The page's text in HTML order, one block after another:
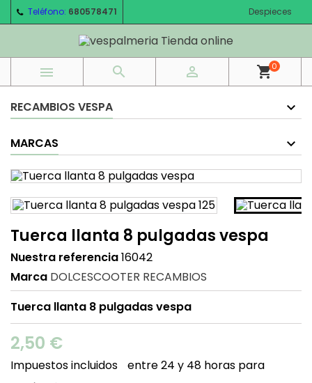
Teléfono: 680578471 Despieces
   shopping_cart0
RECAMBIOS VESPA
MARCAS
Tuerca llanta 8 pulgadas vespa
Nuestra referencia16042
Marca DOLCESCOOTER RECAMBIOS
Tuerca llanta 8 pulgadas vespa
2,50 €
Impuestos incluidos
entre 24 y 48 horas para